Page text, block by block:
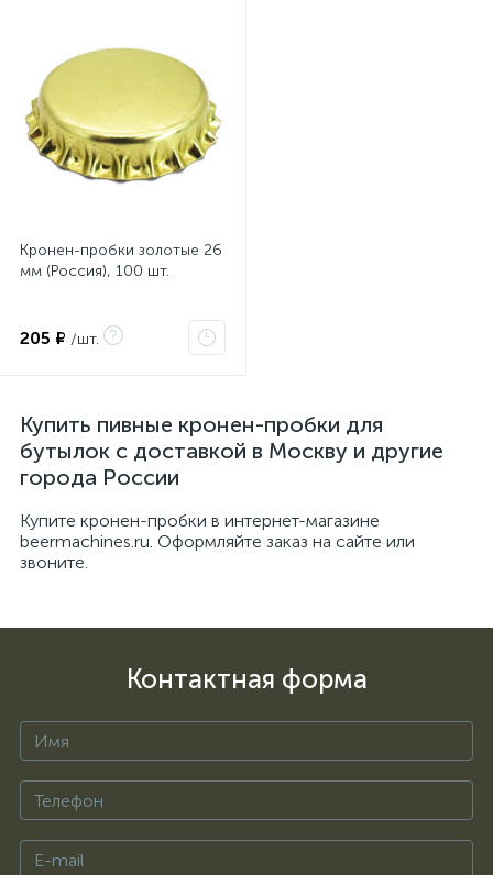
Кронен-пробки золотые 26
мм (Россия), 100 шт.
205 ₽ /шт.
Купить пивные кронен-пробки для
бутылок с доставкой в Москву и другие
города России
Купите кронен-пробки в интернет-магазине
beermachines.ru. Оформляйте заказ на сайте или
звоните.
Контактная форма